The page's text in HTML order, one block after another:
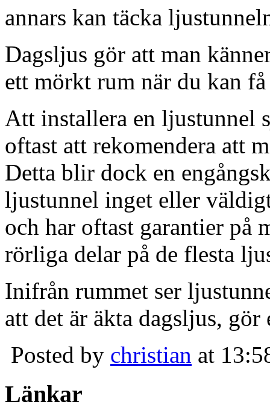
annars kan täcka
Dagsljus gör att man
ett mörkt rum när du kan
Att installera en ljustunnel
oftast att rekomendera att
Detta blir dock en
ljustunnel inget eller
och har oftast garantier på
rörliga delar på de flesta
Inifrån rummet ser
att det är äkta dagsljus,
Posted by christian at
Länkar